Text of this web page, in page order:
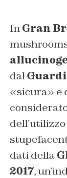
InGran
dal
«sicura» e
dati della
2017,